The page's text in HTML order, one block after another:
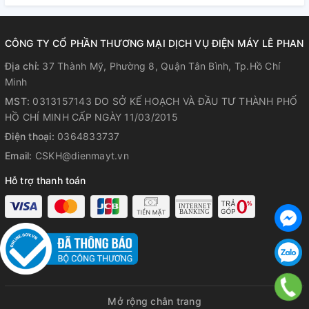
nếp nhăn trên quần áo
Mẫu máy giặt LG còn nhanh chóng loại bỏ bụi bẩn, mạt bụi
trong khi giặt, hiệu quả đến 99.9%, bảo vệ gia đình bạn khỏi
các triệu chứng dị ứng hoặc các vấn đề về hô hấp.
Công nghệ giặt hơi nước LG Steam còn khiến quần áo ít bị
nhăn hơn sau khi giặt.
CÔNG TY CỔ PHẦN THƯƠNG MẠI DỊCH VỤ ĐIỆN MÁY LÊ PHAN
Địa chỉ: 37 Thành Mỹ, Phường 8, Quận Tân Bình, Tp.Hồ Chí
Minh
MST: 0313157143 DO SỞ KẾ HOẠCH VÀ ĐẦU TƯ THÀNH PHỐ
HỒ CHÍ MINH CẤP NGÀY 11/03/2015
Điện thoại: 0364833737
Email: CSKH@dienmayt.vn
Hỗ trợ thanh toán
Mở rộng chân trang